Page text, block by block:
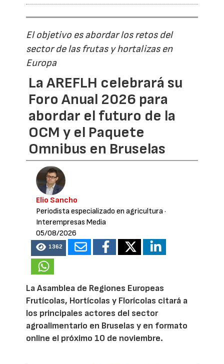
El objetivo es abordar los retos del
sector de las frutas y hortalizas en
Europa
La AREFLH celebrará su
Foro Anual 2026 para
abordar el futuro de la
OCM y el Paquete
Omnibus en Bruselas
Elio Sancho
Periodista especializado en agricultura·
Interempresas Media
05/08/2026
1362
La Asamblea de Regiones Europeas
Frutícolas, Hortícolas y Florícolas citará a
los principales actores del sector
agroalimentario en Bruselas y en formato
online el próximo 10 de noviembre.